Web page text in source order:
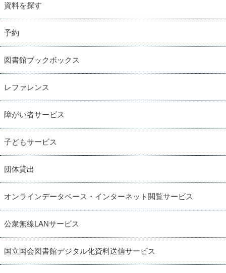
資料を探す
予約
図書館ブックボックス
レファレンス
障がい者サービス
子どもサービス
団体貸出
オンラインデータベース・インターネット閲覧サービス
公衆無線LANサービス
国立国会図書館デジタル化資料送信サービス